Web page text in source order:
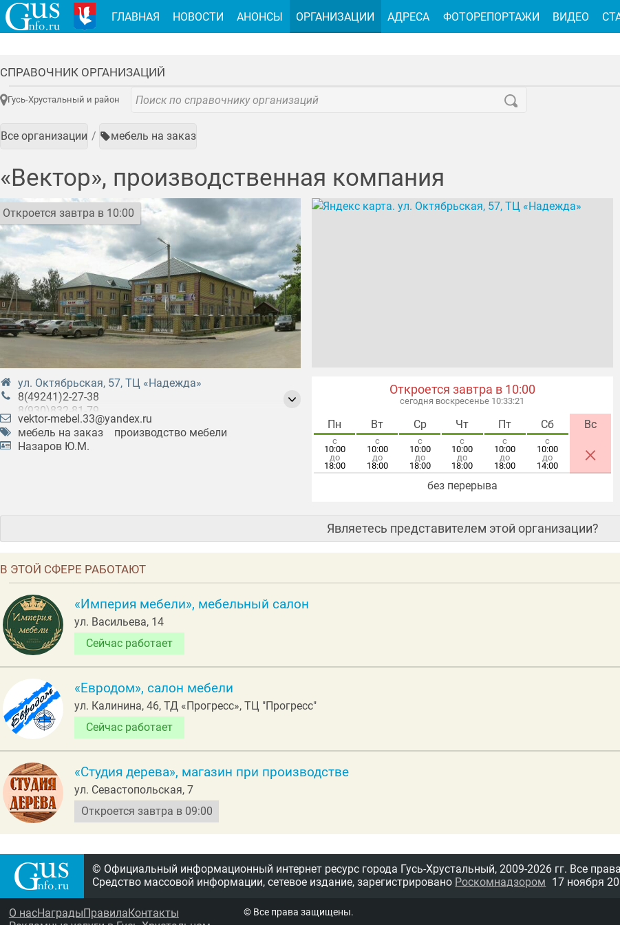
СПРАВОЧНИК ОРГАНИЗАЦИЙ
Гусь-Хрустальный и район
Все организации мебель на заказ
«Вектор», производственная компания
Откроется завтра в 10:00
ул. Октябрьская, 57, ТЦ «Надежда»
8(49241)2-27-38
8(930)832-81-79
8(919)023-59-34
vektor-mebel.33@yandex.ru
мебель на заказ
производство мебели
Назаров Ю.М.
Откроется завтра в 10:00
сегодня воскресенье 10:33:22
Пн
с
10:00
до
18:00
Вт
с
10:00
до
18:00
Ср
с
10:00
до
18:00
Чт
с
10:00
до
18:00
Пт
с
10:00
до
18:00
Сб
с
10:00
до
14:00
Вс
×
без перерыва
Являетесь представителем этой организации?
В ЭТОЙ СФЕРЕ РАБОТАЮТ
«Империя мебели», мебельный салон
ул. Васильева, 14
Сейчас работает
«Евродом», салон мебели
ул. Калинина, 46, ТД «Прогресс», ТЦ "Прогресс"
Сейчас работает
«Студия дерева», магазин при производстве
ул. Севастопольская, 7
Откроется завтра в 09:00
ГЛАВНАЯ НОВОСТИ АНОНСЫ ОРГАНИЗАЦИИ АДРЕСА ФОТОРЕПОРТАЖИ ВИДЕО
© Официальный информационный интернет ресурс города Гусь-Хрустальный, 2009-2026 гг. Все
Средство массовой информации, сетевое издание, зарегистрировано Роскомнадзором 17 ноября
О насНаграды Правила Контакты
© Все права защищены.